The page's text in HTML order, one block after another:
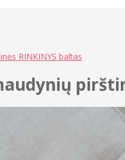
RINKINYS baltas